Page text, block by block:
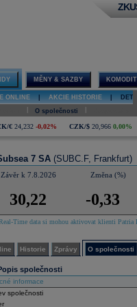
MĚNY & SAZBY
ONLINE AKCIE HISTORIE
O společnosti
€ 24,232 -0,02% CZK/$ 20,966 0,00%
7 SA (SUBC.F, Frankfurt)
Závěr k 7.8.2026 Změna (%)
30,22 -0,33
Time data si mohou aktivovat klienti
Historie Zprávy O společnosti
společnosti
informace
společnosti